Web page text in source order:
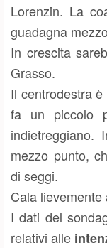
Lorenzin. La
guadagna
In crescita
Grasso.
Il centrodestra
fa un piccolo
indietreggiano.
mezzo punto,
di seggi.
Cala
I dati del
relativi alle